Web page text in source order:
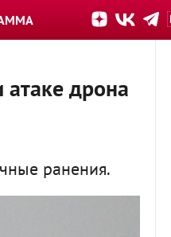
атаке дрона
ранения.